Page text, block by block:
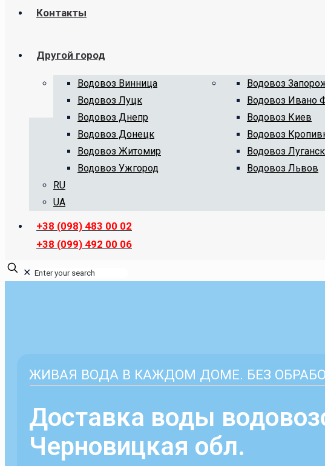
Контакты
Другой город
Водовоз Винница
Водовоз Луцк
Водовоз Днепр
Водовоз Донецк
Водовоз Житомир
Водовоз Ужгород
Водовоз
Водовоз Ивано
Водовоз Киев
Водовоз
Водовоз Луганск
Водовоз Львов
RU
UA
+38 (098) 483 00 02
+38 (099) 492 00 06
✕
ЖИВАЯ ВОДА В КАЖДОМ ДОМЕ. БЕЗ
Доставка воды
Черновицкая обл.